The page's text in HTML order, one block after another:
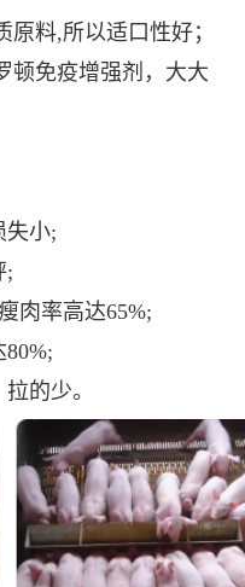
料,所以适口性好；
顿免疫增强剂，大大
失小;
;
肉率高达65%;
的少。